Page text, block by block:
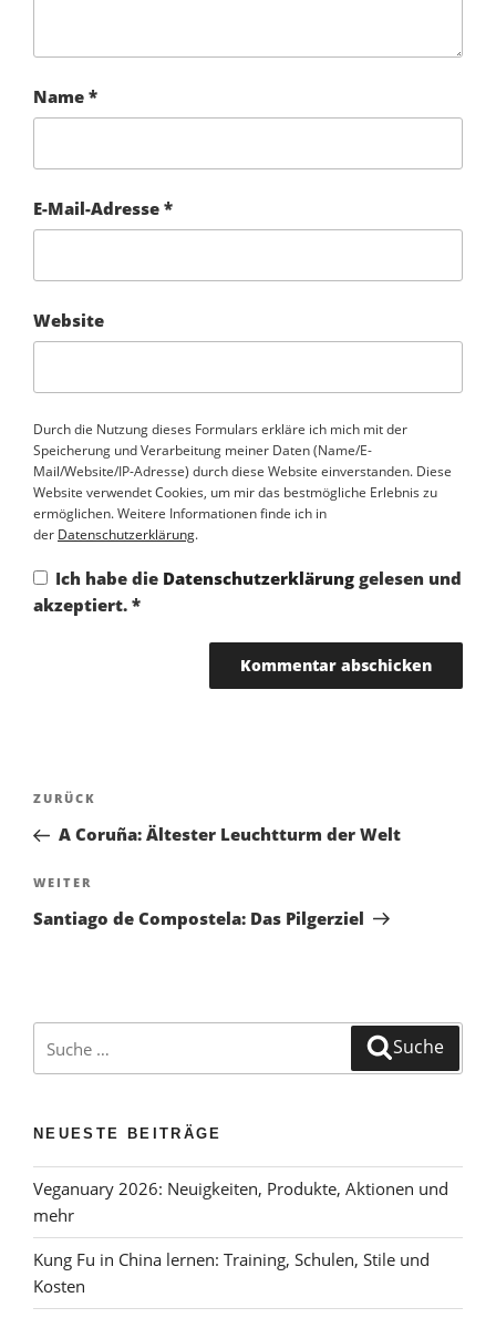
Name *
E-Mail-Adresse *
Website
Durch die Nutzung dieses Formulars erkläre ich mich mit der
Speicherung und Verarbeitung meiner Daten (Name/E-
Mail/Website/IP-Adresse) durch diese Website einverstanden. Diese
Website verwendet Cookies, um mir das bestmögliche Erlebnis zu
ermöglichen. Weitere Informationen finde ich in
der Datenschutzerklärung.
Ich habe die Datenschutzerklärung gelesen und
akzeptiert. *
Beitragsnavigation
Vorheriger
Beitrag
ZURÜCK
A Coruña: Ältester Leuchtturm der Welt
Nächster
Beitrag
WEITER
Santiago de Compostela: Das Pilgerziel
nach:
Suche
NEUESTE BEITRÄGE
Veganuary 2026: Neuigkeiten, Produkte, Aktionen und
mehr
Kung Fu in China lernen: Training, Schulen, Stile und
Kosten